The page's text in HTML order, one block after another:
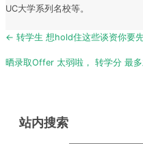
UC大学系列名校等。
Post
← 转学生 想hold住这些谈资你要
晒录取Offer 太弱啦， 转学分 最
站内搜索